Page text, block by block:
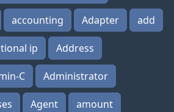
accounting Adapter add
ip Address
C Administrator
Agent amount